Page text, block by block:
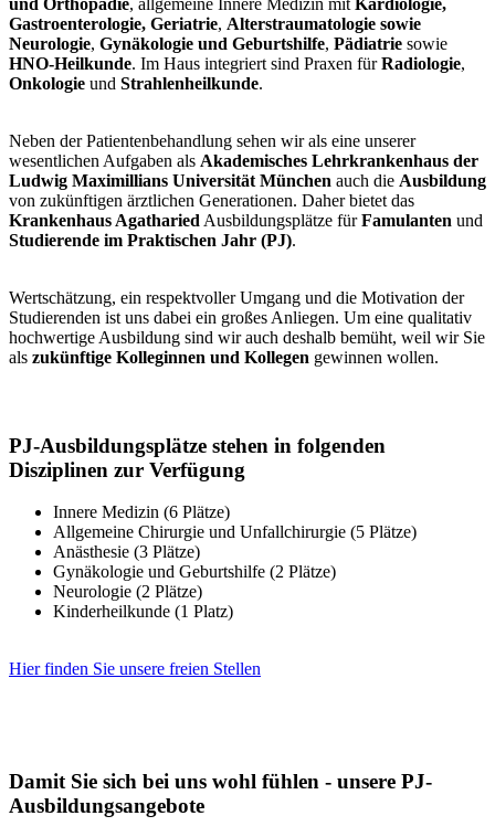
und Orthopädie, allgemeine Innere Medizin mit Kardiologie,
Gastroenterologie, Geriatrie, Alterstraumatologie sowie
Neurologie, Gynäkologie und Geburtshilfe, Pädiatrie sowie
HNO-Heilkunde. Im Haus integriert sind Praxen fürRadiologie,
Onkologie und Strahlenheilkunde.
Neben der Patientenbehandlung sehen wir als eine unserer
wesentlichen Aufgaben als Akademisches Lehrkrankenhaus der
Ludwig Maximillians Universität München auch die Ausbildung
von zukünftigen ärztlichen Generationen. Daher bietet das
Krankenhaus Agatharied Ausbildungsplätze fürFamulanten und
Studierende im Praktischen Jahr (PJ).
Wertschätzung, ein respektvoller Umgang und die Motivation der
Studierenden ist uns dabei ein großes Anliegen. Um eine qualitativ
hochwertige Ausbildung sind wir auch deshalb bemüht, weil wir Sie
als zukünftige Kolleginnen und Kollegen gewinnen wollen.
PJ-Ausbildungsplätze stehen in folgenden
Disziplinen zur Verfügung
Innere Medizin (6 Plätze)
Allgemeine Chirurgie und Unfallchirurgie (5 Plätze)
Anästhesie (3 Plätze)
Gynäkologie und Geburtshilfe (2 Plätze)
Neurologie (2 Plätze)
Kinderheilkunde (1 Platz)
Hier finden Sie unsere freien Stellen
Damit Sie sich bei uns wohl fühlen - unsere PJ-
Ausbildungsangebote